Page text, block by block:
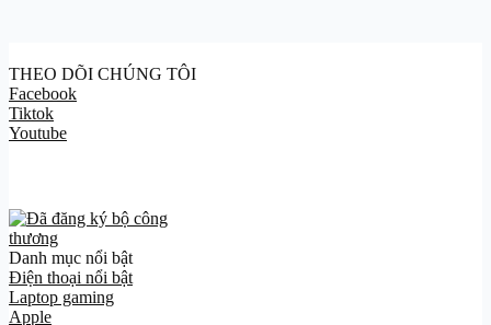
THEO DÕI CHÚNG TÔI
Facebook
Tiktok
Youtube
Danh mục nổi bật
Điện thoại nổi bật
Laptop gaming
Apple